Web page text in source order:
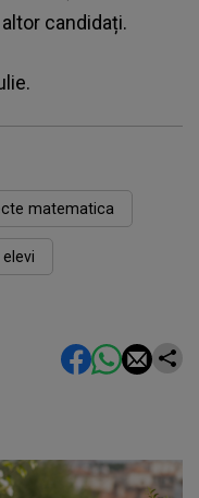
candidați.
matematica
elevi